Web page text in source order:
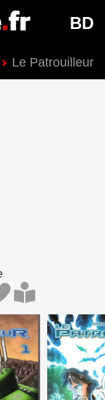
BD
Le Patrouilleur